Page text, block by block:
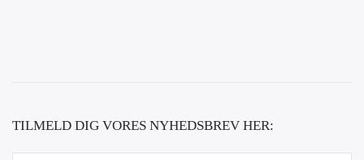
TILMELD DIG VORES NYHEDSBREV HER: